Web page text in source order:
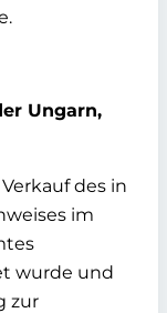
Ungarn,
des in
im
wurde und
zur